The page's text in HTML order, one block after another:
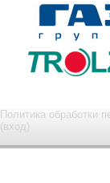
Политика обработки
(вход)